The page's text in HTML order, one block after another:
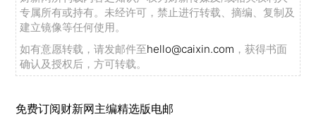
专属所有或持有。未经许可，禁止进行转载、摘编、复制及
建立镜像等任何使用。
如有意愿转载，请发邮件至hello@caixin.com ，获得书面
确认及授权后，方可转载。
免费订阅财新网主编精选版电邮